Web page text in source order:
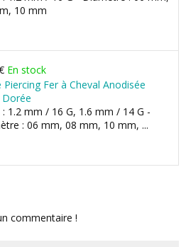
10 mm
En stock
Piercing Fer à Cheval Anodisée
Dorée
: 1.2 mm / 16 G, 1.6 mm / 14 G -
: 06 mm, 08 mm, 10 mm, ...
commentaire !